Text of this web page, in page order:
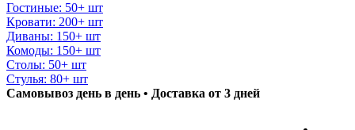
Гостиные: 50+ шт
Кровати: 200+ шт
Диваны: 150+ шт
Комоды: 150+ шт
Столы: 50+ шт
Стулья: 80+ шт
Самовывоз день в день • Доставка от 3 дней